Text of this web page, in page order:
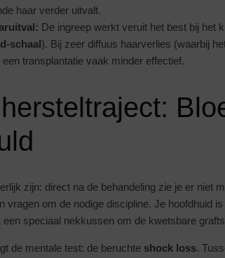
haar verder uitvalt.
De ingreep werkt veruit het best bij het
schaal). Bij zeer diffuus haarverlies (waarbij
transplantatie vaak minder effectief.
zijn: direct na de behandeling zie je er niet
vragen om de nodige discipline. Je hoofdhuid
een speciaal nekkussen om de kwetsbare
de mentale test: de beruchte shock loss.